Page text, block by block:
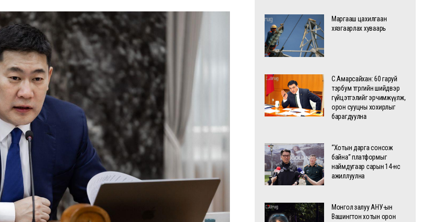
Маргааш цахилгаан
хязгаарлах хуваарь
С.Амарсайхан: 60 гаруй
тэрбум төгрөгийн шийдвэр
гүйцэтгэлийг эрчимжүүлж,
орон сууцны хохирлыг
барагдуулна
“Хотын дарга сонсож
байна” платформыг
наймдугаар сарын 14-нөөс
ажиллуулна
Монгол залуу АНУ-ын
Вашингтон хотын орон